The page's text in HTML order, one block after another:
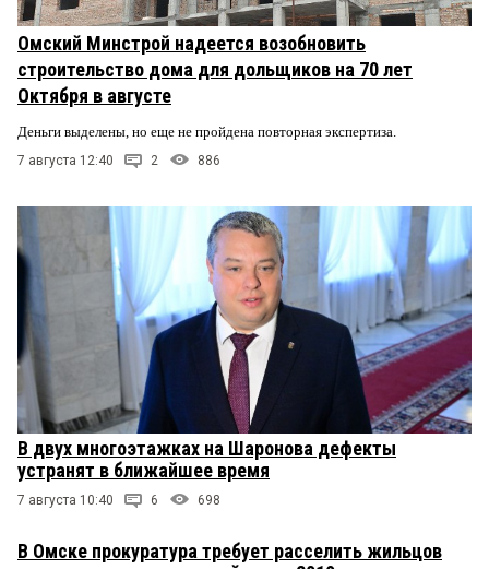
Омский Минстрой надеется возобновить
строительство дома для дольщиков на 70 лет
Октября в августе
Деньги выделены, но еще не пройдена повторная экспертиза.
7 августа 12:40 2 886
В двух многоэтажках на Шаронова дефекты
устранят в ближайшее время
7 августа 10:40 6 698
В Омске прокуратура требует расселить жильцов